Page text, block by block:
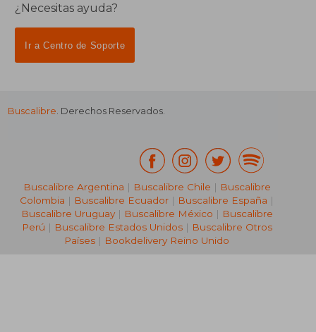
₡ 16.168
¿Necesitas ayuda?
Ir a Centro de Soporte
Buscalibre. Derechos Reservados.
Buscalibre Argentina | Buscalibre Chile | Buscalibre
Colombia | Buscalibre Ecuador | Buscalibre España |
Buscalibre Uruguay| Buscalibre México | Buscalibre
Perú | Buscalibre Estados Unidos| Buscalibre Otros
Países | Bookdelivery Reino Unido